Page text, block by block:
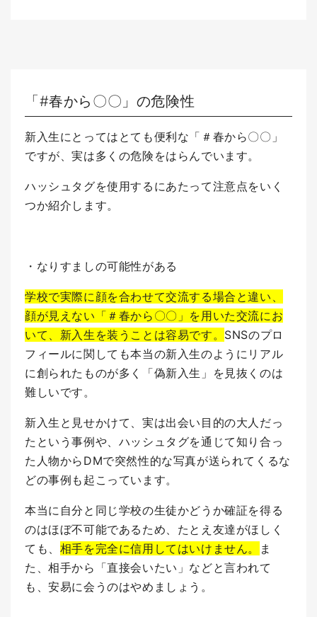
「#春から〇〇」の危険性
新入生にとってはとても便利な「＃春から〇〇」
ですが、実は多くの危険をはらんでいます。
ハッシュタグを使用するにあたって注意点をいく
つか紹介します。
・なりすましの可能性がある
学校で実際に顔を合わせて交流する場合と違い、
顔が見えない「＃春から〇〇」を用いた交流にお
いて、新入生を装うことは容易です。 SNSのプロ
フィールに関しても本当の新入生のようにリアル
に創られたものが多く「偽新入生」を見抜くのは
難しいです。
新入生と見せかけて、実は出会い目的の大人だっ
たという事例や、ハッシュタグを通じて知り合っ
た人物からDMで突然性的な写真が送られてくるな
どの事例も起こっています。
本当に自分と同じ学校の生徒かどうか確証を得る
のはほぼ不可能であるため、たとえ友達がほしく
ても、 相手を完全に信用してはいけません。
ま
た、相手から「直接会いたい」などと言われて
も、安易に会うのはやめましょう。